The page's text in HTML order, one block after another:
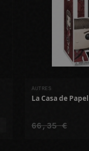
AUTRES
La Casa de
66,35 €